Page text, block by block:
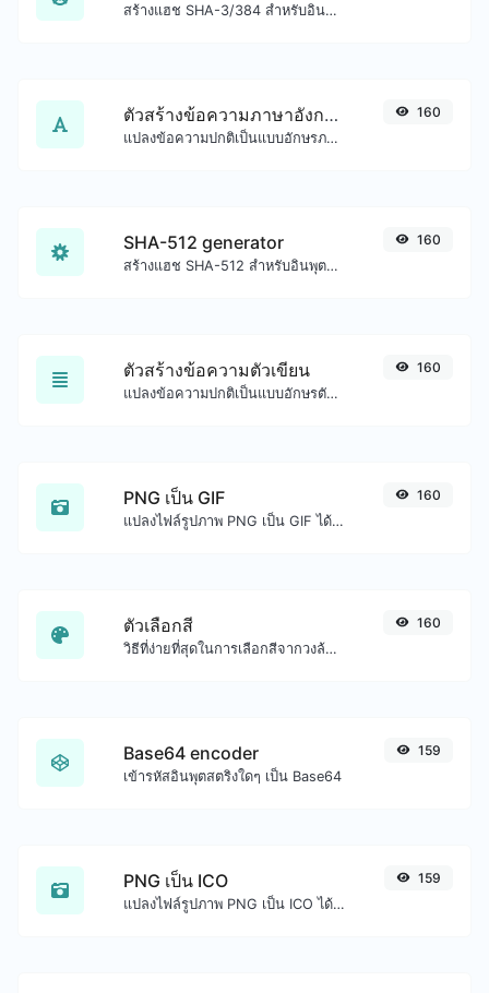
สร้างแฮช SHA-3/384 สำหรับอินพุตสตริงใดๆ
ตัวสร้างข้อความภาษาอังกฤษโบราณ
แปลงข้อความปกติเป็นแบบอักษรภาษาอังกฤษโบราณ
160
SHA-512 generator
สร้างแฮช SHA-512 สำหรับอินพุตสตริงใดๆ
160
ตัวสร้างข้อความตัวเขียน
แปลงข้อความปกติเป็นแบบอักษรตัวเขียน
160
PNG เป็น GIF
แปลงไฟล์รูปภาพ PNG เป็น GIF ได้อย่างง่ายดาย
160
ตัวเลือกสี
วิธีที่ง่ายที่สุดในการเลือกสีจากวงล้อสีและรับผลลัพธ์ในรูปแบบใดก็ได้
160
Base64 encoder
เข้ารหัสอินพุตสตริงใดๆ เป็น Base64
159
PNG เป็น ICO
แปลงไฟล์รูปภาพ PNG เป็น ICO ได้อย่างง่ายดาย
159